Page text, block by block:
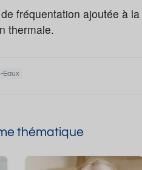
fréquentation ajoutée à
thermale.
Eaux
thématique